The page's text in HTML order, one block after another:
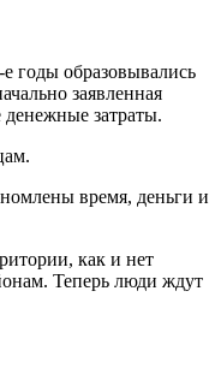
годы образовывались
заявленная
денежные затраты.
время, деньги и
как и нет
Теперь люди ждут